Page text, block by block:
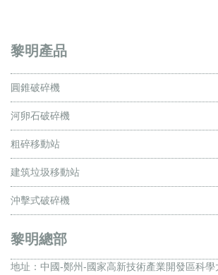
黎明產品
圓錐破碎機
河卵石破碎機
粗碎移動站
建筑垃圾移動站
沖擊式破碎機
黎明總部
地址： 中國-鄭州-國家高新技術產業開發區科學